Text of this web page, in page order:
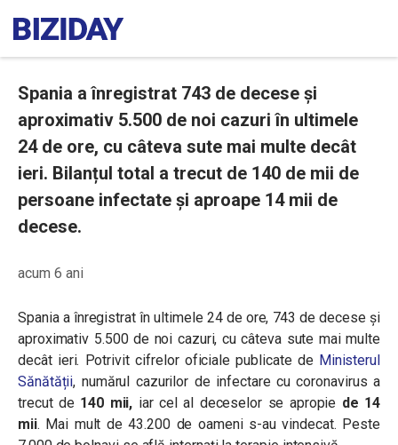
Spania a înregistrat 743 de decese și
aproximativ 5.500 de noi cazuri în ultimele
24 de ore, cu câteva sute mai multe decât
ieri. Bilanțul total a trecut de 140 de mii de
persoane infectate și aproape 14 mii de
decese.
acum 6 ani
Spania a înregistrat în ultimele 24 de ore, 743 de decese și
aproximativ 5.500 de noi cazuri, cu câteva sute mai multe
decât ieri. Potrivit cifrelor oficiale publicate de Ministerul
Sănătății, numărul cazurilor de infectare cu coronavirus a
trecut de 140 mii, iar cel al deceselor se apropie de 14
mii. Mai mult de 43.200 de oameni s-au vindecat. Peste